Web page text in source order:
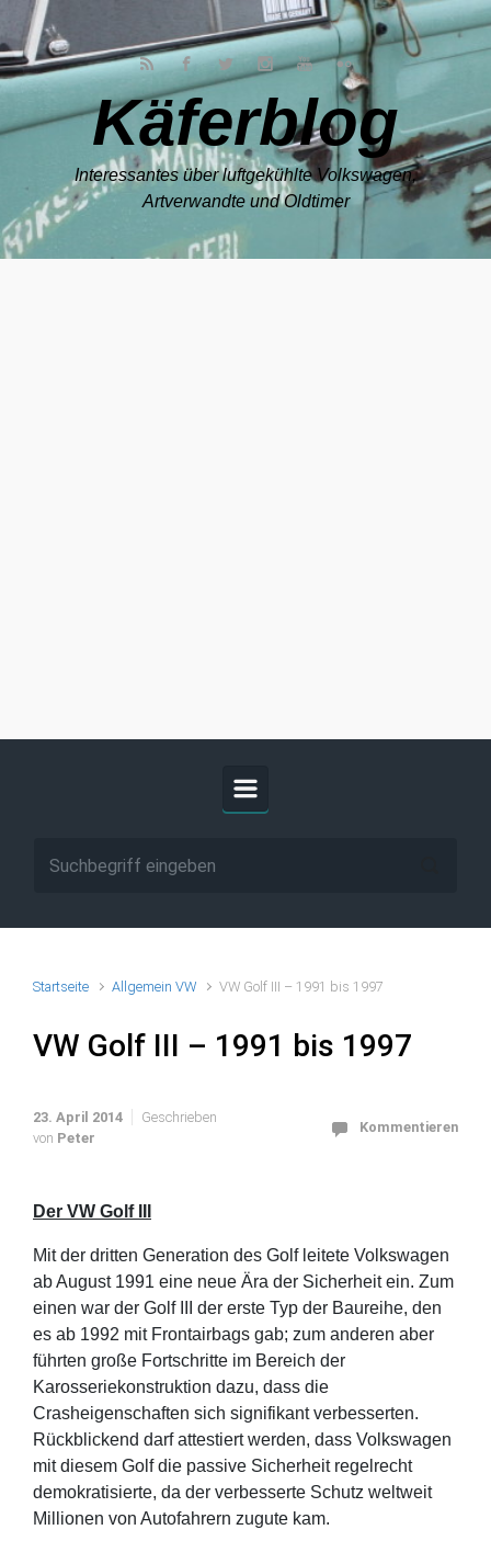
Zum Hauptinhalt springen
Käferblog
Interessantes über luftgekühlte Volkswagen,
Artverwandte und Oldtimer
Startseite Allgemein VW VW Golf III – 1991 bis 1997
VW Golf III – 1991 bis 1997
23. April 2014
Geschrieben
von Peter
Kommentieren
Der VW Golf III
Mit der dritten Generation des Golf leitete Volkswagen
ab August 1991 eine neue Ära der Sicherheit ein. Zum
einen war der Golf III der erste Typ der Baureihe, den
es ab 1992 mit Frontairbags gab; zum anderen aber
führten große Fortschritte im Bereich der
Karosseriekonstruktion dazu, dass die
Crasheigenschaften sich signifikant verbesserten.
Rückblickend darf attestiert werden, dass Volkswagen
mit diesem Golf die passive Sicherheit regelrecht
demokratisierte, da der verbesserte Schutz weltweit
Millionen von Autofahrern zugute kam.